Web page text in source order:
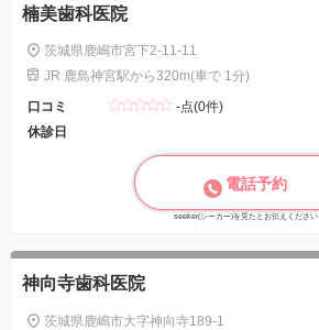
楠美歯科医院
茨城県鹿嶋市宮下2-11-11
JR 鹿島神宮駅から320m(車で 1分)
口コミ
-点(0件)
休診日
電話予約
seeker(シーカー)を見たとお伝えください
神向寺歯科医院
茨城県鹿嶋市大字神向寺189-1